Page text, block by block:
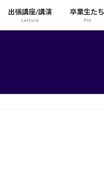
出張講座/講演
Lecture
卒業生たち
Pro